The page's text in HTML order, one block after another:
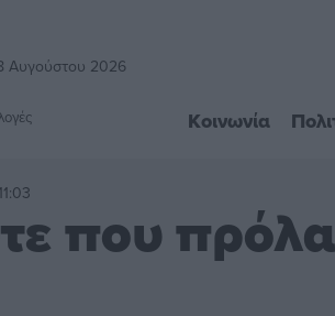
Αυγούστου 2026
Κοινωνία
που